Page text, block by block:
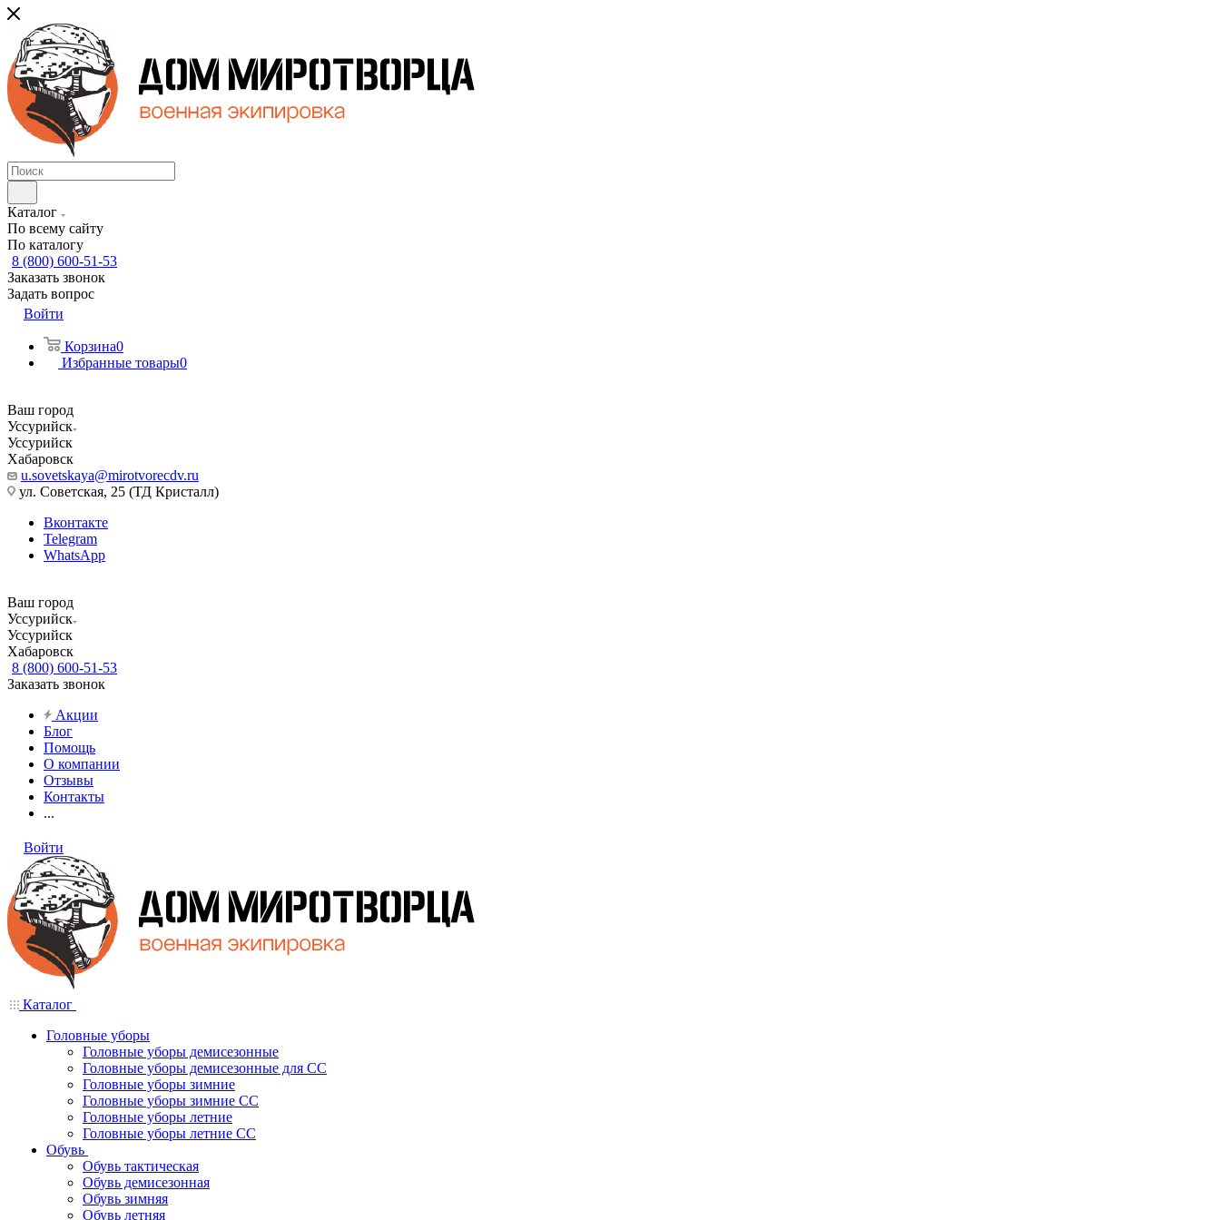
Каталог
По всему сайту
По каталогу
8 (800) 600-51-53
Заказать звонок
Задать вопрос
Войти
Корзина0
Избранные товары0
Ваш город
Уссурийск
Уссурийск
Хабаровск
u.sovetskaya@mirotvorecdv.ru
ул. Советская, 25 (ТД Кристалл)
Вконтакте
Telegram
WhatsApp
Ваш город
Уссурийск
Уссурийск
Хабаровск
8 (800) 600-51-53
Заказать звонок
Акции
Блог
Помощь
О компании
Отзывы
Контакты
...
Войти
Каталог
Головные уборы
Головные уборы демисезонные
Головные уборы демисезонные для СС
Головные уборы зимние
Головные уборы зимние СС
Головные уборы летние
Головные уборы летние СС
Обувь
Обувь тактическая
Обувь демисезонная
Обувь зимняя
Обувь летняя